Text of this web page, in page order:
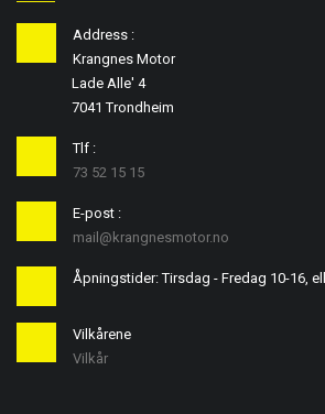
Address :
Krangnes Motor
Lade Alle' 4
7041 Trondheim
Tlf :
73 52 15 15
E-post :
mail@krangnesmotor.no
Åpningstider: Tirsdag - Fredag 10-16,
Vilkårene
Vilkår